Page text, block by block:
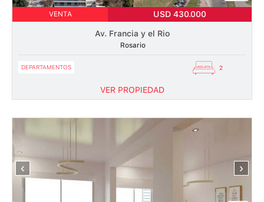
VENTA USD 430.000
Av. Francia y el Rio
Rosario
DEPARTAMENTOS 2
VER PROPIEDAD
‹ ›